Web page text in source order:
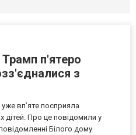
Трамп п'ятеро
з
впʼяте посприяла
дітей. Про це повідомили у
Білого дому